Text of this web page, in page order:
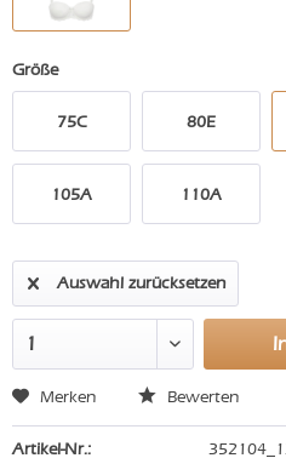
Größe
75C 80E
105A 110A
Auswahl zurücksetzen
Merken Bewerten
Artikel-Nr.: